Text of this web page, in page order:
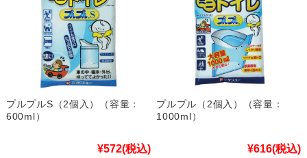
プルプルS（2個入）（容量：
600ml）
¥572(税込)
プルプル（2個入）（容量：
1000ml）
¥616(税込)